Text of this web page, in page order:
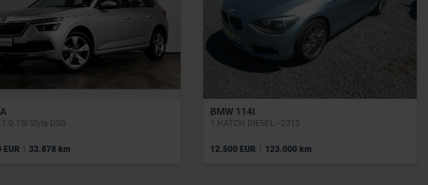
TSI Style DSG
| 33.878 km
BMW 114I
1 HATCH DIESEL - 2015
12.500 EUR | 123.000 km